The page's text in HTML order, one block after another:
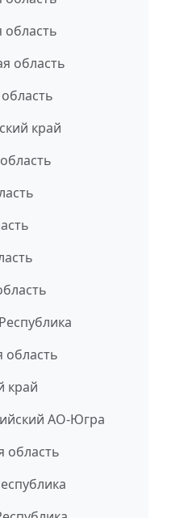
область
область
край
область
край
АО-Югра
область